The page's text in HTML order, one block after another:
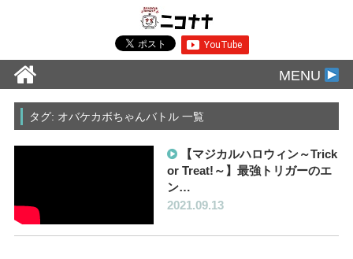
MENU
タグ: オバケカボちゃんバトル 一覧
【マジカルハロウィン～Trick
or Treat!～】最強トリガーのエ
ン…
2021.09.13